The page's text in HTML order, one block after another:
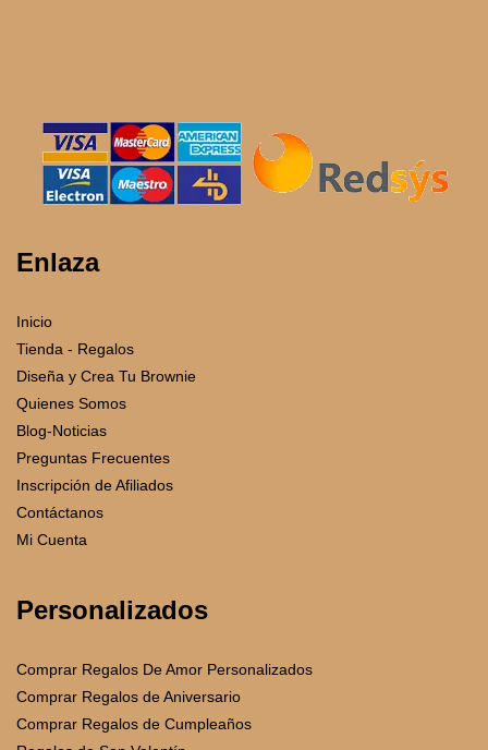
Enlaza
Inicio
Tienda - Regalos
Diseña y Crea Tu Brownie
Quienes Somos
Blog-Noticias
Preguntas Frecuentes
Inscripción de Afiliados
Contáctanos
Mi Cuenta
Personalizados
Comprar Regalos De Amor Personalizados
Comprar Regalos de Aniversario
Comprar Regalos de Cumpleaños